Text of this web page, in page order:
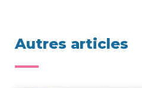
Autres articles